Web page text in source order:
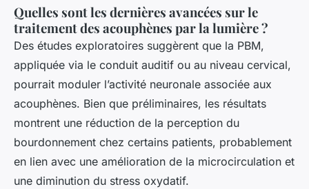
Quelles sont les dernières avancées sur le
traitement des acouphènes par la lumière ?
Des études exploratoires suggèrent que la PBM,
appliquée via le conduit auditif ou au niveau cervical,
pourrait moduler l’activité neuronale associée aux
acouphènes. Bien que préliminaires, les résultats
montrent une réduction de la perception du
bourdonnement chez certains patients, probablement
en lien avec une amélioration de la microcirculation et
une diminution du stress oxydatif.